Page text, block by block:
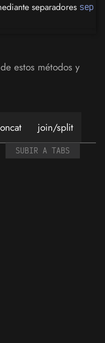
separadores sep
estos métodos y
join/split
SUBIR A TABS